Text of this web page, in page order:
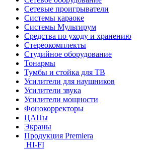
Сетевые проигрыватели
Системы караоке
Системы Мультирум
Средства по уходу и хранению
Стереокомплекты
Студийное оборудование
Тонармы
Тумбы и стойка для ТВ
Усилители для наушников
Усилители звука
Усилители мощности
Фонокорректоры
ЦАПы
Экраны
Продукция Premiera
HI-FI